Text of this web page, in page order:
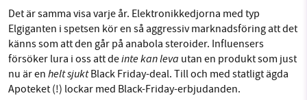
Det är samma visa varje år. Elektronikkedjorna med typ
Elgiganten i spetsen kör en så aggressiv marknadsföring att det
känns som att den går på anabola steroider. Influensers
försöker lura i oss att deinte kan leva utan en produkt som just
nu är en helt sjuktBlack Friday-deal. Till och med statligt ägda
Apoteket (!) lockar med Black-Friday-erbjudanden.
Stötta vårt arbete genom att swisha en slant till
1231368703
Läs vad vi vill göra